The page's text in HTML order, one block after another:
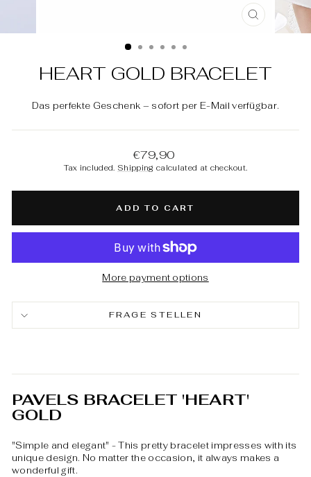
CLOSE
(ESC)
HEART GOLD BRACELET
Das perfekte Geschenk – sofort per E-Mail verfügbar.
Regular
price
€79,90
Tax included. Shipping calculated at checkout.
ADD TO CART
More payment options
FRAGE STELLEN
PAVELS BRACELET 'HEART'
GOLD
"Simple and elegant" - This pretty bracelet impresses with its
unique design. No matter the occasion, it always makes a
wonderful gift.